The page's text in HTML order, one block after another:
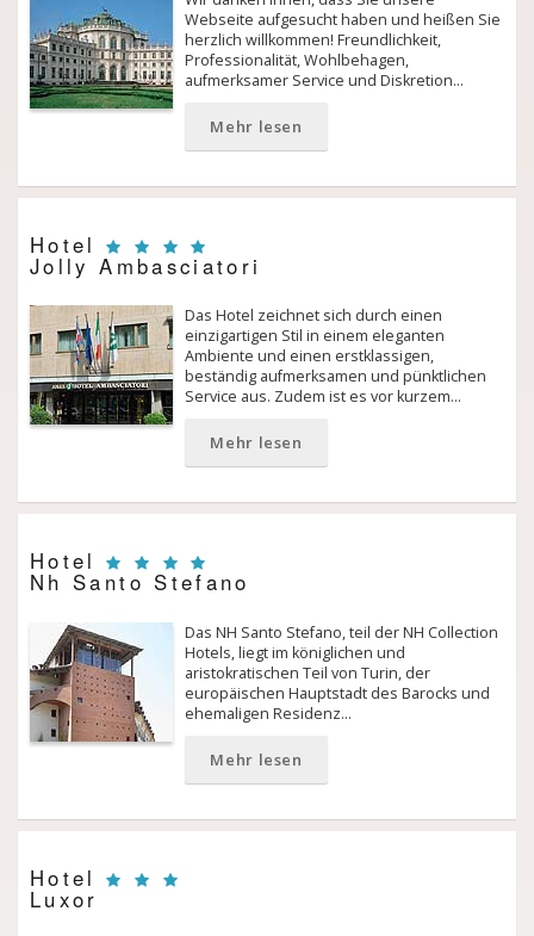
Webseite aufgesucht haben und heißen Sie
herzlich willkommen! Freundlichkeit,
Professionalität, Wohlbehagen,
aufmerksamer Service und Diskretion…
Mehr lesen
Hotel
Jolly Ambasciatori
Das Hotel zeichnet sich durch einen
einzigartigen Stil in einem eleganten
Ambiente und einen erstklassigen,
beständig aufmerksamen und pünktlichen
Service aus. Zudem ist es vor kurzem…
Mehr lesen
Hotel
Nh Santo Stefano
Das NH Santo Stefano, teil der NH Collection
Hotels, liegt im königlichen und
aristokratischen Teil von Turin, der
europäischen Hauptstadt des Barocks und
ehemaligen Residenz…
Mehr lesen
Hotel
Luxor